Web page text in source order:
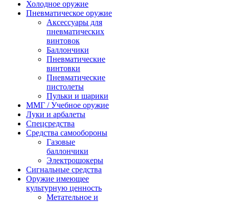
Холодное оружие
Пневматическое оружие
Аксессуары для
пневматических
винтовок
Баллончики
Пневматические
винтовки
Пневматические
пистолеты
Пульки и шарики
ММГ / Учебное оружие
Луки и арбалеты
Спецсредства
Средства самообороны
Газовые
баллончики
Электрошокеры
Сигнальные средства
Оружие имеющее
культурную ценность
Метательное и